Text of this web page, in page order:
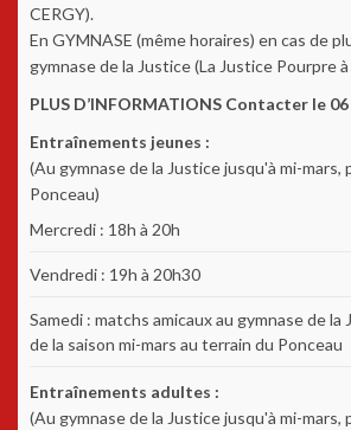
CERGY).
En GYMNASE (même horaires) en cas de
gymnase de la Justice (La Justice Pourpre à
PLUS D’INFORMATIONS Contacter le
Entraînements jeunes :
(Au gymnase de la Justice jusqu'à mi-mars,
Ponceau)
Mercredi : 18h à 20h
Vendredi : 19h à 20h30
Samedi : matchs amicaux au gymnase de
de la saison mi-mars au terrain du Ponceau
Entraînements adultes :
(Au gymnase de la Justice jusqu'à mi-mars,